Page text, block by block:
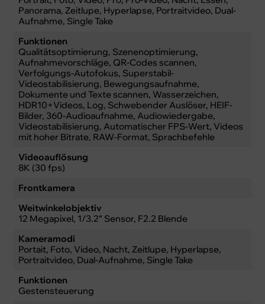
Panorama, Zeitlupe, Hyperlapse, Portraitvideo, Dual-
Aufnahme, Single Take
Funktionen
Qualitätsoptimierung, Szenenoptimierung,
Aufnahmevorschläge, QR-Codes scannen,
Verfolgungs-Autofokus, Superstabil-
Videostabilisierung, Bewegungsaufnahme,
Dokumente und Texte scannen, Wasserzeichen,
HDR10+Videos, Log, Schwebender Auslöser, HEIF-
Bilder, 360-Audioaufnahme, Audiowiedergabe,
Videostabilisierung, Automatischer FPS-Wert, Videos
mit hoher Bitrate, RAW-Format, Sprachbefehle
Videoauflösung
8K (30 fps)
Frontkamera
Weitwinkelobjektiv
12 Megapixel, 1/3.2“ Sensor, F2.2 Blende
Kameramodi
Portait, Foto, Video, Nacht, Zeitlupe, Hyperlapse,
Portraitvideo, Dual-Aufnahme, Single Take
Funktionen
Gestensteuerung